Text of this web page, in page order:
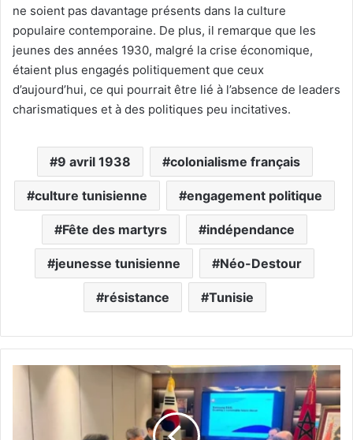
ne soient pas davantage présents dans la culture
populaire contemporaine. De plus, il remarque que les
jeunes des années 1930, malgré la crise économique,
étaient plus engagés politiquement que ceux
d’aujourd’hui, ce qui pourrait être lié à l’absence de leaders
charismatiques et à des politiques peu incitatives.
9 avril 1938 colonialisme français
culture tunisienne engagement politique
Fête des martyrs indépendance
jeunesse tunisienne Néo-Destour
résistance Tunisie